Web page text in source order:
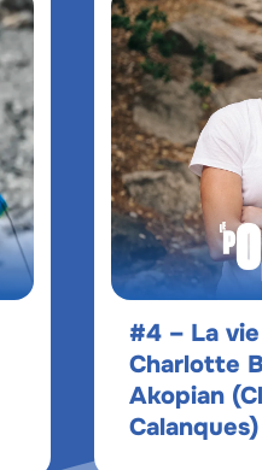
#4 – La
Charlotte
Akopian
Calanques)